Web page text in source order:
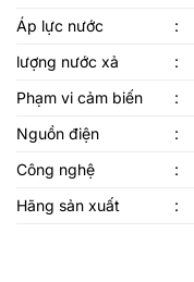
Áp lực nước
:
lượng nước xả
:
Phạm vi cảm biến
:
Nguồn điện
:
Công nghệ
:
Hãng sản xuất
: